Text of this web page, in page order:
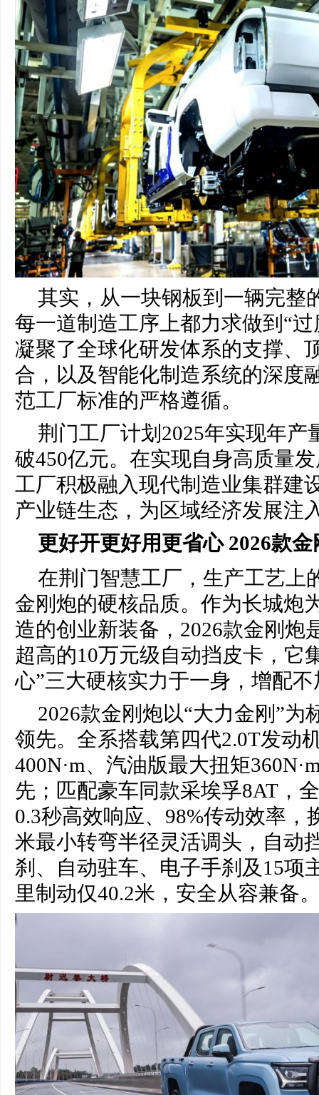
其实，从一块钢板到一辆完整
每一道制造工序上都力求做到“
凝聚了全球化研发体系的支撑、
合，以及智能化制造系统的深度
范工厂标准的严格遵循。
荆门工厂计划2025年实现年产
破450亿元。在实现自身高质量
工厂积极融入现代制造业集群建
产业链生态，为区域经济发展注
更好开更好用更省心 2026款金
在荆门智慧工厂，生产工艺上
金刚炮的硬核品质。作为长城炮
造的创业新装备，2026款金刚炮
超高的10万元级自动挡皮卡，它
心”三大硬核实力于一身，增配
2026款金刚炮以“大力金刚”为
领先。全系搭载第四代2.0T发动
400N·m、汽油版最大扭矩
先；匹配豪车同款采埃孚8AT，
0.3秒高效响应、98%传动效率，
米最小转弯半径灵活调头，自动
刹、自动驻车、电子手刹及15项
里制动仅40.2米，安全从容兼备